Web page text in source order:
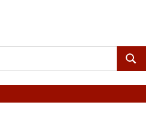
ПОИСК